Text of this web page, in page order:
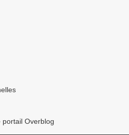
portail Overblog